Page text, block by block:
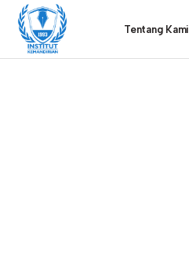
Tentang Kami